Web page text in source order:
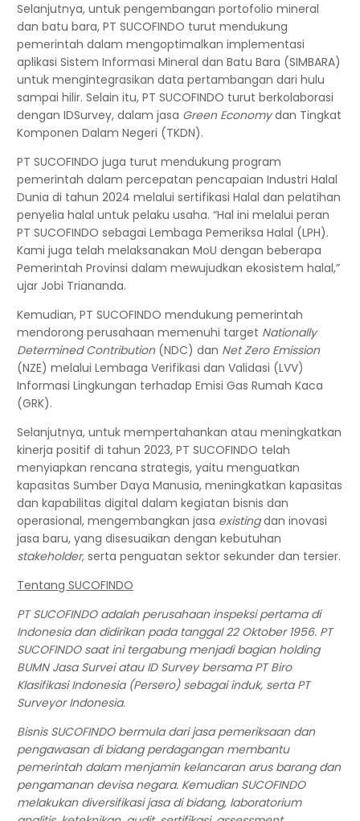
Selanjutnya, untuk pengembangan portofolio mineral
dan batu bara, PT SUCOFINDO turut mendukung
pemerintah dalam mengoptimalkan implementasi
aplikasi Sistem Informasi Mineral dan Batu Bara (SIMBARA)
untuk mengintegrasikan data pertambangan dari hulu
sampai hilir. Selain itu, PT SUCOFINDO turut berkolaborasi
dengan IDSurvey, dalam jasa Green Economydan Tingkat
Komponen Dalam Negeri (TKDN).
PT SUCOFINDO juga turut mendukung program
pemerintah dalam percepatan pencapaian Industri Halal
Dunia di tahun 2024 melalui sertifikasi Halal dan pelatihan
penyelia halal untuk pelaku usaha. “Hal ini melalui peran
PT SUCOFINDO sebagai Lembaga Pemeriksa Halal (LPH).
Kami juga telah melaksanakan MoU dengan beberapa
Pemerintah Provinsi dalam mewujudkan ekosistem halal,”
ujar Jobi Triananda.
Kemudian, PT SUCOFINDO mendukung pemerintah
mendorong perusahaan memenuhi target Nationally
Determined Contribution(NDC) dan Net Zero Emission
(NZE) melalui Lembaga Verifikasi dan Validasi (LVV)
Informasi Lingkungan terhadap Emisi Gas Rumah Kaca
(GRK).
Selanjutnya, untuk mempertahankan atau meningkatkan
kinerja positif di tahun 2023, PT SUCOFINDO telah
menyiapkan rencana strategis, yaitu menguatkan
kapasitas Sumber Daya Manusia, meningkatkan kapasitas
dan kapabilitas digital dalam kegiatan bisnis dan
operasional, mengembangkan jasa existingdan inovasi
jasa baru, yang disesuaikan dengan kebutuhan
stakeholder, serta penguatan sektor sekunder dan tersier.
Tentang SUCOFINDO
PT SUCOFINDO adalah perusahaan inspeksi pertama di
Indonesia dan didirikan pada tanggal 22 Oktober 1956. PT
SUCOFINDO saat ini tergabung menjadi bagian holding
BUMN Jasa Survei atau ID Survey bersama PT Biro
Klasifikasi Indonesia (Persero) sebagai induk, serta PT
Surveyor Indonesia.
Bisnis SUCOFINDO bermula dari jasa pemeriksaan dan
pengawasan di bidang perdagangan membantu
pemerintah dalam menjamin kelancaran arus barang dan
pengamanan devisa negara. Kemudian SUCOFINDO
melakukan diversifikasi jasa di bidang, laboratorium